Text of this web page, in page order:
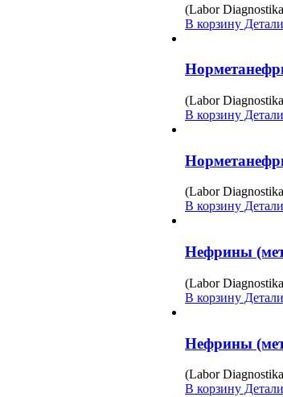
(Labor
В корзину Детали
(Labor
В корзину Детали
(Labor
В корзину Детали
Нефрины
(Labor
В корзину Детали
Нефрины
(Labor
В корзину Детали